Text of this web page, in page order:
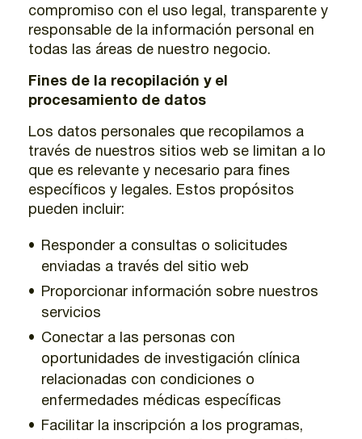
compromiso con el uso legal, transparente y
responsable de la información personal en
todas las áreas de nuestro negocio.
Fines de la recopilación y el
procesamiento de datos
Los datos personales que recopilamos a
través de nuestros sitios web se limitan a lo
que es relevante y necesario para fines
específicos y legales. Estos propósitos
pueden incluir:
Responder a consultas o solicitudes
enviadas a través del sitio web
Proporcionar información sobre nuestros
servicios
Conectar a las personas con
oportunidades de investigación clínica
relacionadas con condiciones o
enfermedades médicas específicas
Facilitar la inscripción a los programas,